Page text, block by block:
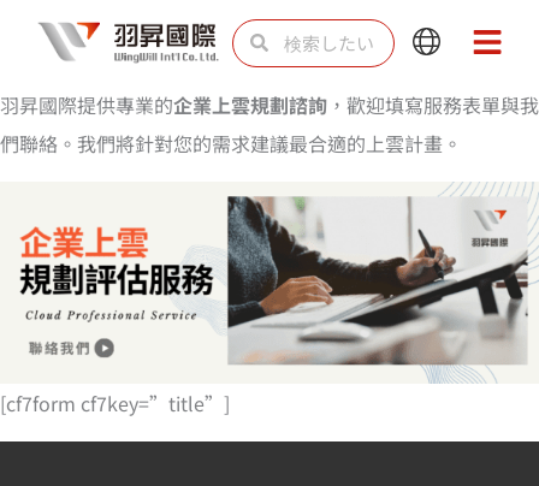
を
ス
検
索 索
Main
Main
羽昇國際提供專業的企業上雲規劃諮詢 ，歡迎填寫服務表單與我
們聯絡。我們將針對您的需求建議最合適的上雲計畫。
[cf7form cf7key=”title”]